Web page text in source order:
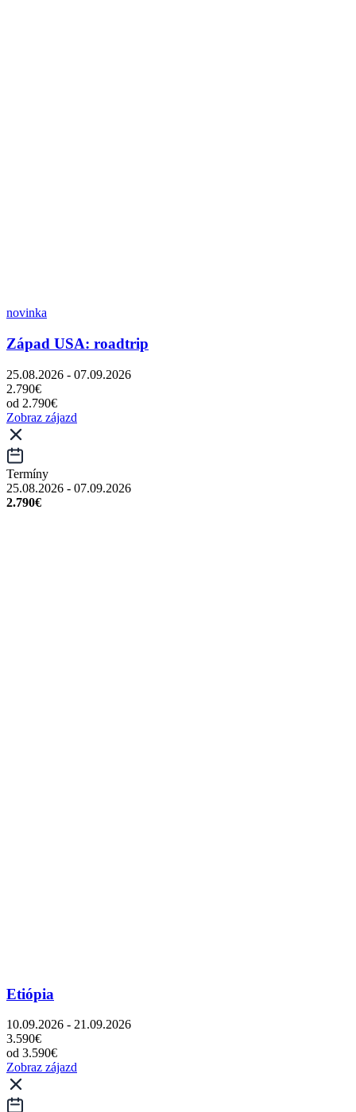
novinka
Západ USA: roadtrip
25.08.2026 - 07.09.2026
2.790€
od 2.790€
Zobraz zájazd
Termíny
25.08.2026 - 07.09.2026
2.790€
Etiópia
10.09.2026 - 21.09.2026
3.590€
od 3.590€
Zobraz zájazd